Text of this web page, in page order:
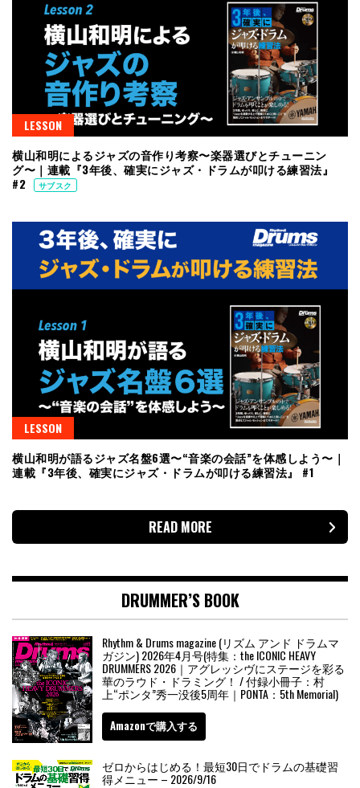
LESSON
横山和明によるジャズの音作り考察〜楽器選びとチューニン
グ〜｜連載『3年後、確実にジャズ・ドラムが叩ける練習法』
#2
サブスク
LESSON
横山和明が語るジャズ名盤6選〜“音楽の会話”を体感しよう〜｜
連載『3年後、確実にジャズ・ドラムが叩ける練習法』 #1
READ MORE
DRUMMER’S BOOK
Rhythm & Drums magazine (リズム アンド ドラムマ
ガジン) 2026年4月号(特集：the ICONIC HEAVY
DRUMMERS 2026｜アグレッシヴにステージを彩る
華のラウド・ドラミング！ / 付録小冊子：村
上“ポンタ”秀一没後5周年｜PONTA：5th Memorial)
Amazonで購入する
ゼロからはじめる！最短30日でドラムの基礎習
得メニュー – 2026/9/16